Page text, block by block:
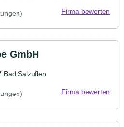
Firma bewerten
GmbH
Bad Salzuflen
Firma bewerten